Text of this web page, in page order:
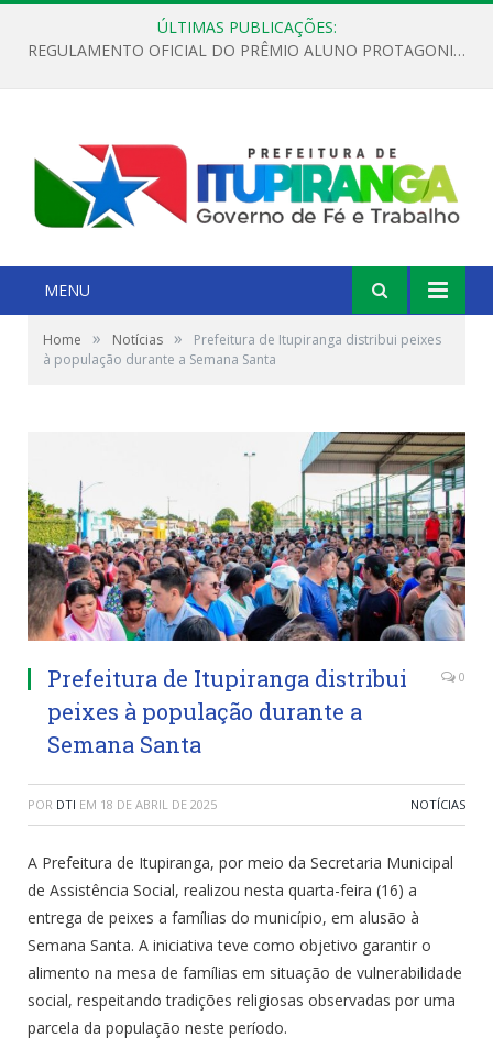
ÚLTIMAS PUBLICAÇÕES:
REGULAMENTO OFICIAL DO PRÊMIO ALUNO PROTAGONISTA – EDIÇÃO 2026
MENU
Home » Notícias »
Prefeitura de Itupiranga distribui peixes
à população durante a Semana Santa
Prefeitura de Itupiranga distribui
peixes à população durante a
Semana Santa
0
POR DTI EM 18 DE ABRIL DE 2025 NOTÍCIAS
A Prefeitura de Itupiranga, por meio da Secretaria Municipal
de Assistência Social, realizou nesta quarta-feira (16) a
entrega de peixes a famílias do município, em alusão à
Semana Santa. A iniciativa teve como objetivo garantir o
alimento na mesa de famílias em situação de vulnerabilidade
social, respeitando tradições religiosas observadas por uma
parcela da população neste período.